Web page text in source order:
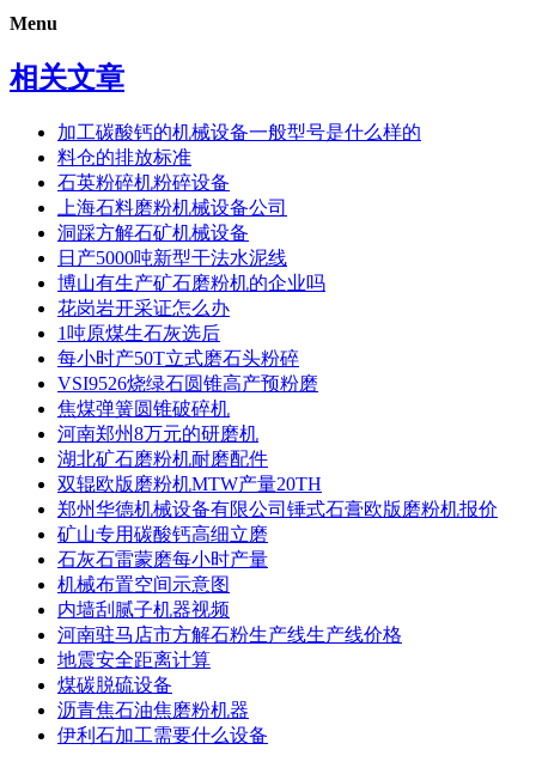
Menu
相关文章
加工碳酸钙的机械设备一般型号是什么样的
料仓的排放标准
石英粉碎机粉碎设备
上海石料磨粉机械设备公司
洞踩方解石矿机械设备
日产5000吨新型干法水泥线
博山有生产矿石磨粉机的企业吗
花岗岩开采证怎么办
1吨原煤生石灰选后
每小时产50T立式磨石头粉碎
VSI9526烧绿石圆锥高产预粉磨
焦煤弹簧圆锥破碎机
河南郑州8万元的研磨机
湖北矿石磨粉机耐磨配件
双辊欧版磨粉机MTW产量20TH
郑州华德机械设备有限公司锤式石膏欧版磨粉机报价
矿山专用碳酸钙高细立磨
石灰石雷蒙磨每小时产量
机械布置空间示意图
内墙刮腻子机器视频
河南驻马店市方解石粉生产线生产线价格
地震安全距离计算
煤碳脱硫设备
沥青焦石油焦磨粉机器
伊利石加工需要什么设备